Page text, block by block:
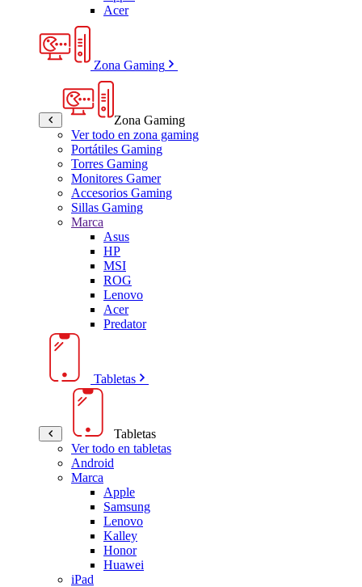
Acer
Zona Gaming
Zona Gaming
Ver todo en zona gaming
Portátiles Gaming
Torres Gaming
Monitores Gamer
Accesorios Gaming
Sillas Gaming
Marca
Asus
HP
MSI
ROG
Lenovo
Acer
Predator
Tabletas
Tabletas
Ver todo en tabletas
Android
Marca
Apple
Samsung
Lenovo
Kalley
Honor
Huawei
iPad